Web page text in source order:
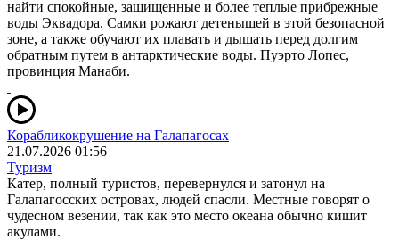
найти спокойные, защищенные и более теплые прибрежные
воды Эквадора. Самки рожают детенышей в этой безопасной
зоне, а также обучают их плавать и дышать перед долгим
обратным путем в антарктические воды. Пуэрто Лопес,
провинция Манаби.
Корабликокрушение на Галапагосах
21.07.2026 01:56
Туризм
Катер, полный туристов, перевернулся и затонул на
Галапагосских островах, людей спасли. Местные говорят о
чудесном везении, так как это место океана обычно кишит
акулами.